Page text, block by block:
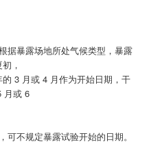
据暴露场地所处气候类型，暴露
，
3 月或 4 月作为开始日期，干
月或 6
不规定暴露试验开始的日期。